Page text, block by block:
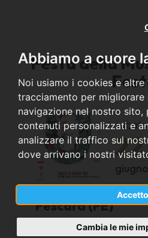
Abbiamo a cuore
Noi usiamo i cookies e altre
tracciamento per migliorare
navigazione nel nostro sito,
contenuti personalizzati e
analizzare il traffico sul
dove arrivano i nostri
Accetto
Cambia le mie
Festa della
sabato
22
giugno
Pescara (PE)
Auditorium del